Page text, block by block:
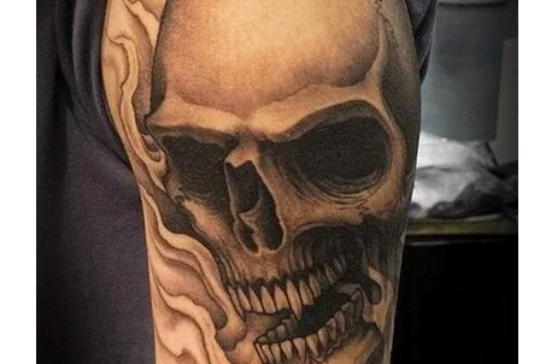
По-прежнему в «топе»,в модемужские татуировки -
черепа, скелеты.Несмотря на очевидные ассоциации, эта
татуировка не только напоминает о неизбежном итоге жизни,
но и считается мощным оберегом от смерти.